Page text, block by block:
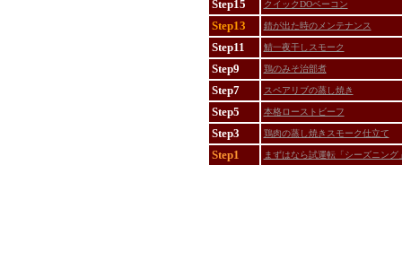
Step15 クイックDOベーコン
Step13 錆が出た時のメンテナンス
Step11 鯖一夜干しスモーク
Step9 鶏のみそ治部煮
Step7 スペアリブの蒸し焼き
Step5 本格ローストビーフ
Step3 鶏肉の蒸し焼きスモーク仕立て
Step1 まずはなら試運転「シーズニング